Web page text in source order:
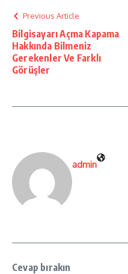
Previous Article
Bilgisayarı Açma Kapama
Hakkında Bilmeniz
Gerekenler Ve Farklı
Görüşler
admin
Cevap bırakın